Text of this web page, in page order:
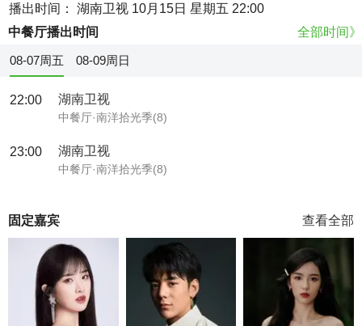
播出时间： 湖南卫视 10月15日 星期五 22:00
中餐厅播出时间
全部时间》
08-07周五 08-09周日
22:00 湖南卫视
中餐厅·南洋拾光季(8)
23:00 湖南卫视
中餐厅·南洋拾光季(8)
固定嘉宾 查看全部